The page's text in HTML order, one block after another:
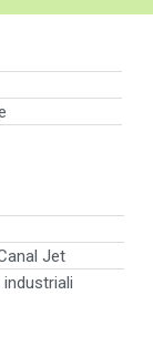
Jet